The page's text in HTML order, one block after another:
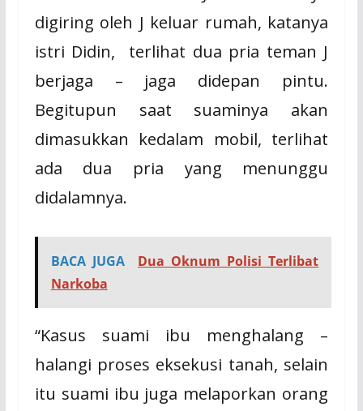
digiring oleh J keluar rumah, katanya
istri Didin,
terlihat dua pria teman J
berjaga – jaga didepan pintu.
Begitupun saat suaminya akan
dimasukkan kedalam mobil, terlihat
ada dua pria yang menunggu
didalamnya.
BACA JUGA
Dua Oknum Polisi Terlibat
Narkoba
“Kasus suami ibu menghalang –
halangi proses eksekusi tanah, selain
itu suami ibu juga melaporkan orang